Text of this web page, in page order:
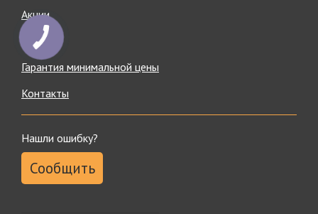
Акции
Статьи
Гарантия минимальной цены
Контакты
Нашли ошибку?
Сообщить